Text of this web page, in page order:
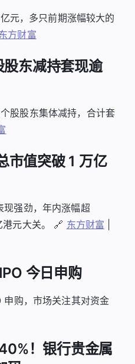
元，多只前期涨幅较大的
方财富
股东减持套现逾
股股东集体减持，合计套
市值突破 1 万亿
现强劲，年内涨幅超
元大关。 🔗 东方财富
今日申购
购，市场关注其对资金
！银行贵金属